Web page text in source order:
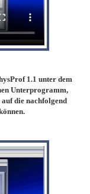
1.1 unter dem
Unterprogramm,
die nachfolgend